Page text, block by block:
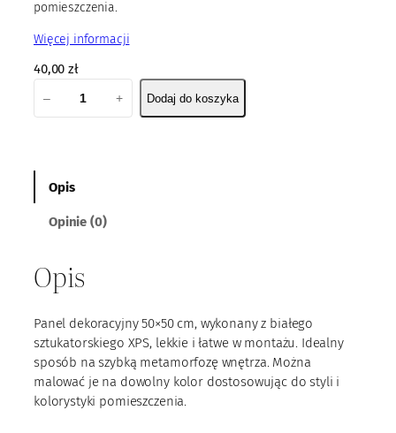
pomieszczenia.
Więcej informacji
40,00zł
P
l
P
S
m
3
5
– + Dodaj do koszyka
Opis
Opinie (0)
Opis
Panel dekoracyjny 50×50 cm, wykonany z białego
sztukatorskiego XPS, lekkie i łatwe w montażu. Idealny
sposób na szybką metamorfozę wnętrza. Można
malować je na dowolny kolor dostosowując do styli i
kolorystyki pomieszczenia.